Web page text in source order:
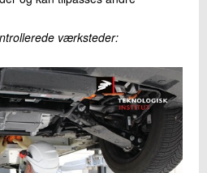
værksteder: